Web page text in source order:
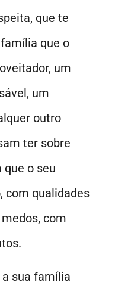
que te
que o
um
um
outro
ter sobre
que o seu
com qualidades
com
sua família